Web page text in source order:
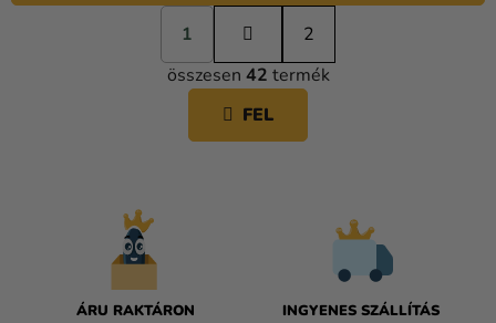
L
I
S
T
L
a
p
o
á
s
1
2
összesen 42 termék
FEL
ÁRU RAKTÁRON
INGYENES SZÁLLÍTÁS